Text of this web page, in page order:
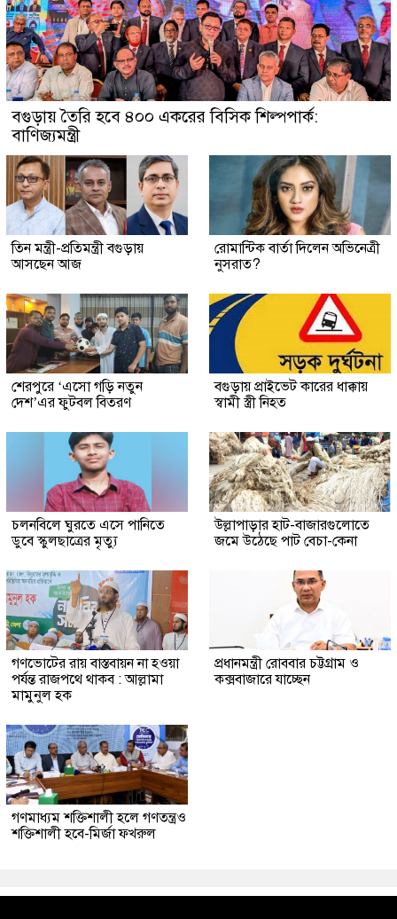
বগুড়ায় তৈরি হবে ৪০০ একরের বিসিক শিল্পপার্ক:
বাণিজ্যমন্ত্রী
তিন মন্ত্রী-প্রতিমন্ত্রী বগুড়ায়
আসছেন আজ
রোমান্টিক বার্তা দিলেন অভিনেত্রী
নুসরাত?
শেরপুরে ‘এসো গড়ি নতুন
দেশ’এর ফুটবল বিতরণ
বগুড়ায় প্রাইভেট কারের ধাক্কায়
স্বামী স্ত্রী নিহত
চলনবিলে ঘুরতে এসে পানিতে
ডুবে স্কুলছাত্রের মৃত্যু
উল্লাপাড়ার হাট-বাজারগুলোতে
জমে উঠেছে পাট বেচা-কেনা
গণভোটের রায় বাস্তবায়ন না হওয়া
পর্যন্ত রাজপথে থাকব : আল্লামা
মামুনুল হক
প্রধানমন্ত্রী রোববার চট্টগ্রাম ও
কক্সবাজারে যাচ্ছেন
গণমাধ্যম শক্তিশালী হলে গণতন্ত্রও
শক্তিশালী হবে-মির্জা ফখরুল